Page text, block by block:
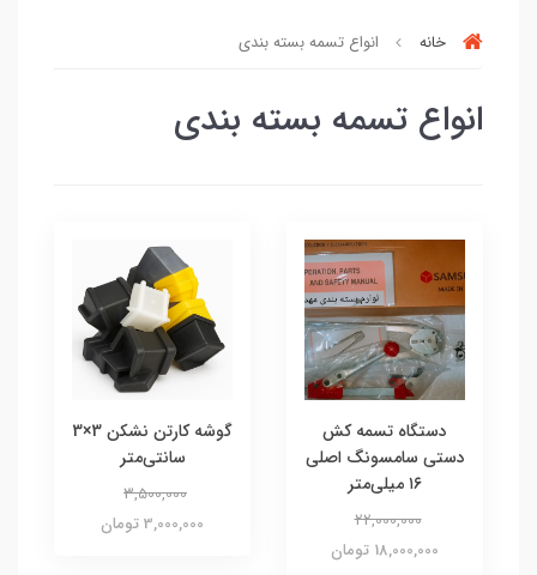
خانه انواع تسمه بسته بندی
انواع تسمه بسته بندی
دستگاه تسمه کش
دستی سامسونگ اصلی
۱۶ میلی‌متر
22,000,000
18,000,000 تومان
گوشه کارتن نشکن 3×3
سانتی‌متر
3,500,000
3,000,000 تومان